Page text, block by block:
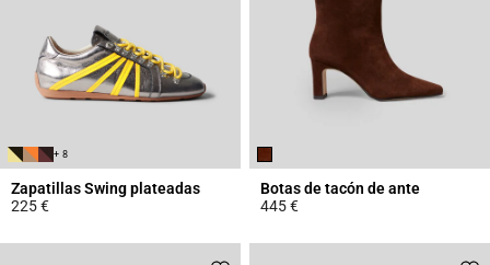
+ 8
Zapatillas Swing plateadas
225 €
Botas de tacón de ante
445 €